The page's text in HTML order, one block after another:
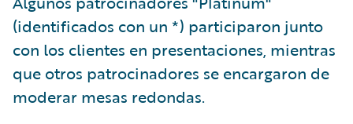
(identificados con un *) participaron junto
con los clientes en presentaciones, mientras
que otros patrocinadores se encargaron de
moderar mesas redondas.